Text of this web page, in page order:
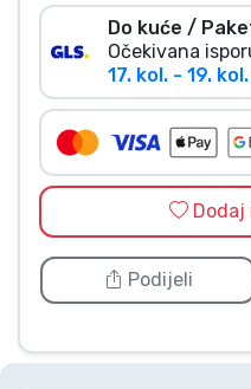
Do kuće /
Očekivana
17. kol. - 19. kol.
Dodaj
Podijeli